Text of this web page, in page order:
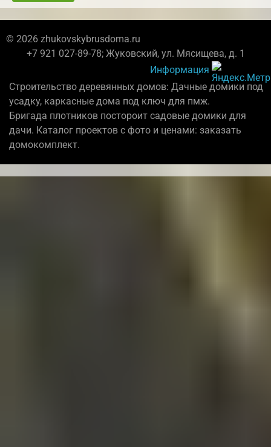
© 2026 zhukovskybrusdoma.ru
+7 921 027-89-78; Жуковский, ул. Мясищева, д. 1
Информация
Строительство деревянных домов: Дачные домики под
усадку, каркасные дома под ключ для пмж.
Бригада плотников постороит садовые домики для
дачи. Каталог проектов с фото и ценами: заказать
домокомплект.